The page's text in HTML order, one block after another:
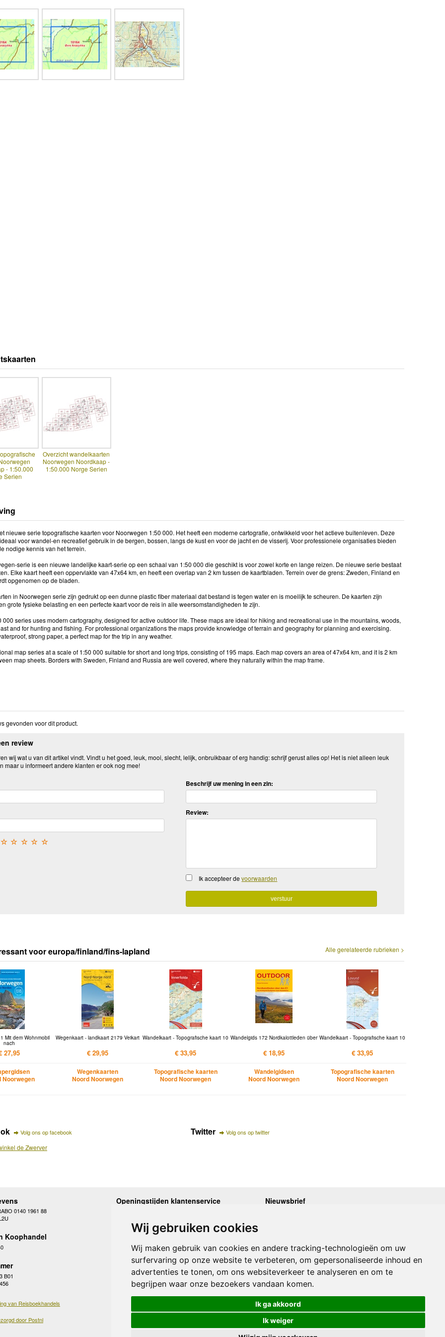
Wij gebruiken cookies
Wij maken gebruik van cookies en andere tracking-technologieën om uw
surfervaring op onze website te verbeteren, om gepersonaliseerde inhoud en
advertenties te tonen, om ons websiteverkeer te analyseren en om te
begrijpen waar onze bezoekers vandaan komen.
Ik ga akkoord
Ik weiger
- 1:50.000
Serien
Overzicht wandelkaarten
Noorwegen Noordkaap -
1:50.000 Norge Serien
nieuwe serie topografische kaarten voor Noorwegen 1:50 000. Het heeft een moderne cartografie, ontwikkeld voor het actieve buitenleven. Deze
voor wandel-en recreatief gebruik in de bergen, bossen, langs de kust en voor de jacht en de visserij. Voor professionele organisaties bieden
nodige kennis van het terrein.
serie is een nieuwe landelijke kaart-serie op een schaal van 1:50 000 die geschikt is voor zowel korte en lange reizen. De nieuwe serie bestaat
Elke kaart heeft een oppervlakte van 47x64 km, en heeft een overlap van 2 km tussen de kaartbladen. Terrein over de grens: Zweden, Finland en
opgenomen op de bladen.
in Noorwegen serie zijn gedrukt op een dunne plastic fiber materiaal dat bestand is tegen water en is moeilijk te scheuren. De kaarten zijn
grote fysieke belasting en een perfecte kaart voor de reis in alle weersomstandigheden te zijn.
000 series uses modern cartography, designed for active outdoor life. These maps are ideal for hiking and recreational use in the mountains, woods,
and for hunting and fishing. For professional organizations the maps provide knowledge of terrain and geography for planning and exercising.
strong paper, a perfect map for the trip in any weather.
map series at a scale of 1:50 000 suitable for short and long trips, consisting of 195 maps. Each map covers an area of 47x64 km, and it is 2 km
map sheets. Borders with Sweden, Finland and Russia are well covered, where they naturally within the map frame.
gevonden voor dit product.
review
wij wat u van dit artikel vindt. Vindt u het goed, leuk, mooi, slecht, lelijk, onbruikbaar of erg handig: schrijf gerust alles op! Het is niet alleen leuk
maar u informeert andere klanten er ook nog mee!
☆
☆
☆
☆
☆
Beschrijf uw mening in een zin:
Review:
Ik accepteer devoorwaarden
Alle gerelateerde rubrieken >
voor europa/finland/fins-lapland
Mit dem Wohnmobil
nach
27,95
Noorwegen
Wegenkaart - landkaart 2179 Veikart
€ 29,95
Wegenkaarten
Noord Noorwegen
Wandelkaart - Topografische kaart 10
€ 33,95
Topografische kaarten
Noord Noorwegen
Wandelgids 172 Nordkalottleden über
€ 18,95
Wandelgidsen
Noord Noorwegen
Wandelkaart - Topografische kaart 10
€ 33,95
Topografische kaarten
Noord Noorwegen
Volg ons op facebook
de Zwerver
Twitter Volg ons op twitter
0140 1961 88
Koophandel
B01
van Reisboekhandels
door Postnl
Openingstijden klantenservice
Woensdag
10.00 - 12.30 en 13.30 - 17.00
Donderdag
Vrijdag
10.00 - 12.30 en 13.30 - 17.00
Zaterdag
gesloten
Zondag
gesloten
Nieuwsbrief
Onze laatste Nieuwsbrief
Inschrijven